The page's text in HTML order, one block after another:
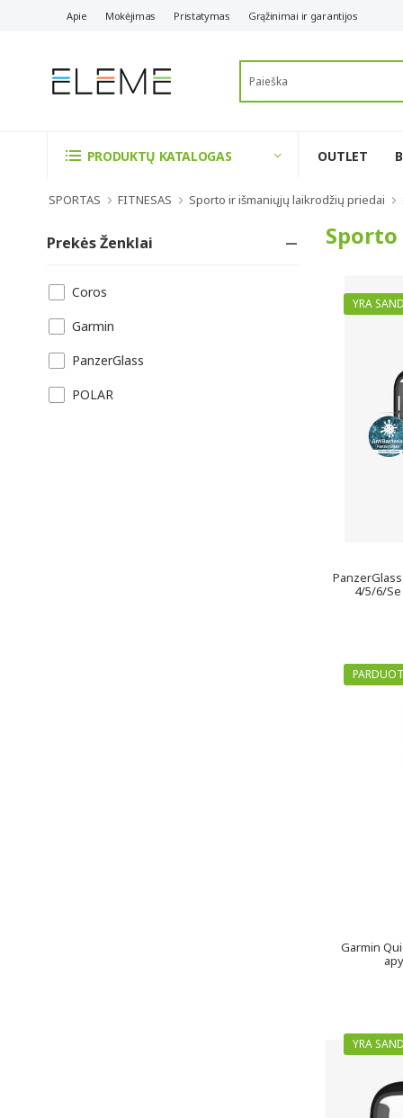
Apie Mokėjimas Pristatymas Grąžinimai ir garantijos
PRODUKTŲ KATALOGAS OUTLET
SPORTAS FITNESAS Sporto ir išmaniųjų laikrodžių priedai
Prekės Ženklai
Coros
Garmin
PanzerGlass
POLAR
YRA
4/5/6/Se
Garmin
YRA